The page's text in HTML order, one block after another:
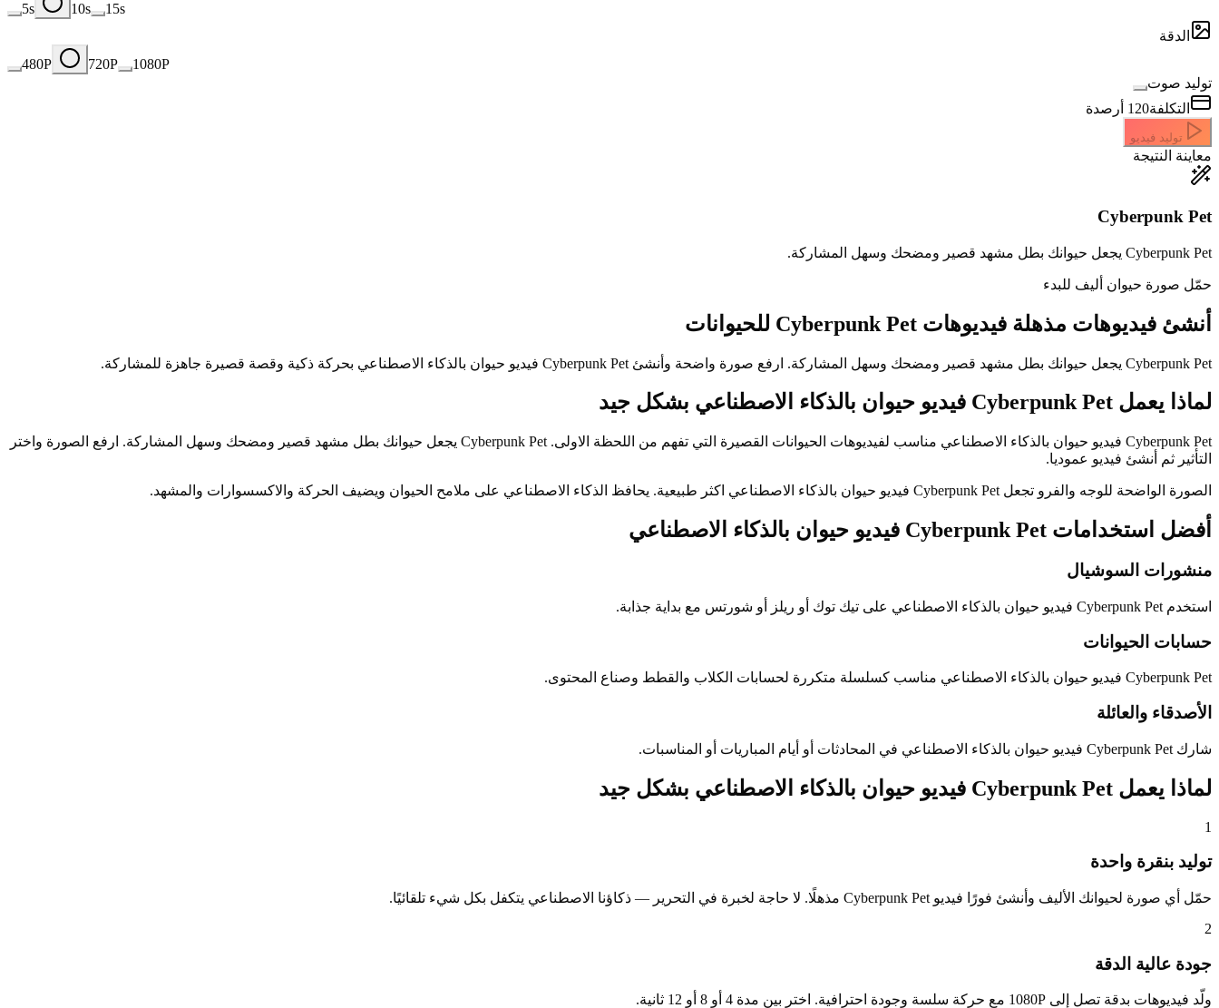
5s
10s
15s
الدقة
480P
720P
1080P
توليد صوت
التكلفة120 أرصدة
توليد فيديو
معاينة النتيجة
Cyberpunk Pet
Cyberpunk Pet يجعل حيوانك بطل مشهد قصير ومضحك وسهل المشاركة.
حمّل صورة حيوان أليف للبدء
أنشئ فيديوهات مذهلة فيديوهات Cyberpunk Pet للحيوانات
Cyberpunk Pet يجعل حيوانك بطل مشهد قصير ومضحك وسهل المشاركة. ارفع صورة واضحة وأنشئ Cyberpunk Pet فيديو حيوان بالذكاء الاصطناعي بحركة ذكية وقصة قصيرة جاهزة للمشاركة.
لماذا يعمل Cyberpunk Pet فيديو حيوان بالذكاء الاصطناعي بشكل جيد
Cyberpunk Pet فيديو حيوان بالذكاء الاصطناعي مناسب لفيديوهات الحيوانات القصيرة التي تفهم من اللحظة الاولى. Cyberpunk Pet يجعل حيوانك بطل مشهد قصير ومضحك وسهل المشاركة. ارفع الصورة واختر
التأثير ثم أنشئ فيديو عموديا.
الصورة الواضحة للوجه والفرو تجعل Cyberpunk Pet فيديو حيوان بالذكاء الاصطناعي اكثر طبيعية. يحافظ الذكاء الاصطناعي على ملامح الحيوان ويضيف الحركة والاكسسوارات والمشهد.
أفضل استخدامات Cyberpunk Pet فيديو حيوان بالذكاء الاصطناعي
منشورات السوشيال
استخدم Cyberpunk Pet فيديو حيوان بالذكاء الاصطناعي على تيك توك أو ريلز أو شورتس مع بداية جذابة.
حسابات الحيوانات
Cyberpunk Pet فيديو حيوان بالذكاء الاصطناعي مناسب كسلسلة متكررة لحسابات الكلاب والقطط وصناع المحتوى.
الأصدقاء والعائلة
شارك Cyberpunk Pet فيديو حيوان بالذكاء الاصطناعي في المحادثات أو أيام المباريات أو المناسبات.
لماذا يعمل Cyberpunk Pet فيديو حيوان بالذكاء الاصطناعي بشكل جيد
1
توليد بنقرة واحدة
حمّل أي صورة لحيوانك الأليف وأنشئ فورًا فيديو Cyberpunk Pet مذهلًا. لا حاجة لخبرة في التحرير — ذكاؤنا الاصطناعي يتكفل بكل شيء تلقائيًا.
2
جودة عالية الدقة
ولّد فيديوهات بدقة تصل إلى 1080P مع حركة سلسة وجودة احترافية. اختر بين مدة 4 أو 8 أو 12 ثانية.